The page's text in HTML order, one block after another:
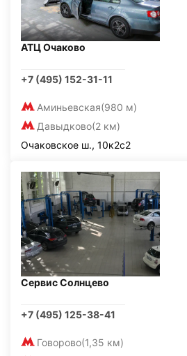
АТЦ Очаково
+7 (495) 152-31-11
Аминьевская(980 м)
Давыдково(2 км)
Очаковское ш., 10к2с2
Сервис Солнцево
+7 (495) 125-38-41
Говорово(1,35 км)